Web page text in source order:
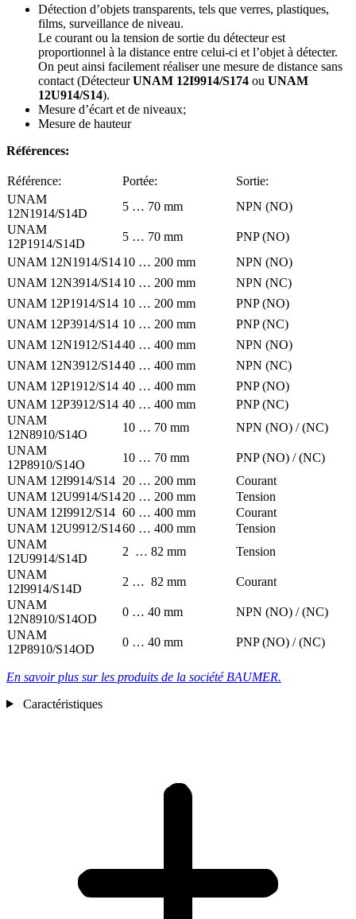
Détection d’objets transparents, tels que verres, plastiques,
films, surveillance de niveau.
Le courant ou la tension de sortie du détecteur est
proportionnel à la distance entre celui-ci et l’objet à détecter.
On peut ainsi facilement réaliser une mesure de distance sans
contact (DétecteurUNAM 12I9914/S174 ou UNAM
12U914/S14).
Mesure d’écart et de niveaux;
Mesure de hauteur
Références:
Référence: Portée:
Sortie:
UNAM
12N1914/S14D
5 … 70 mm
NPN (NO)
UNAM
12P1914/S14D
5 … 70 mm
PNP (NO)
UNAM 12N1914/S1410 … 200 mm
NPN (NO)
UNAM 12N3914/S1410 … 200 mm
NPN (NC)
UNAM 12P1914/S14 10 … 200 mm
PNP (NO)
UNAM 12P3914/S14 10 … 200 mm
PNP (NC)
UNAM 12N1912/S1440 … 400 mm
NPN (NO)
UNAM 12N3912/S1440 … 400 mm
NPN (NC)
UNAM 12P1912/S14 40 … 400 mm
PNP (NO)
UNAM 12P3912/S14 40 … 400 mm
PNP (NC)
UNAM
12N8910/S14O
10 … 70 mm
NPN (NO) / (NC)
UNAM
12P8910/S14O
10 … 70 mm
PNP (NO) / (NC)
UNAM 12I9914/S14 20 … 200 mm
Courant
UNAM 12U9914/S1420 … 200 mm
Tension
UNAM 12I9912/S14 60 … 400 mm
Courant
UNAM 12U9912/S1460 … 400 mm
Tension
UNAM
12U9914/S14D
2 … 82 mm
Tension
UNAM
12I9914/S14D
2 … 82 mm
Courant
UNAM
12N8910/S14OD
0 … 40 mm
NPN (NO) / (NC)
UNAM
12P8910/S14OD
0 … 40 mm PNP (NO) / (NC)
En savoir plus sur les produits de la société BAUMER.
Caractéristiques